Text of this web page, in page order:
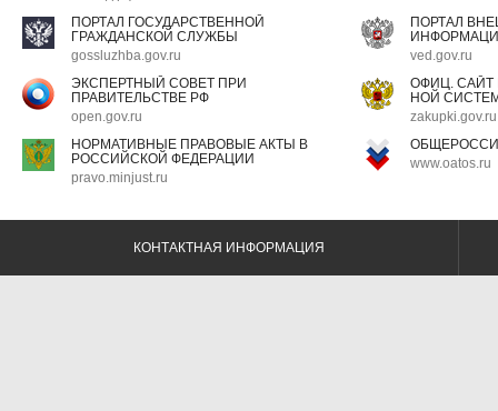
ПОРТАЛ ГОСУДАРСТВЕННОЙ
ГРАЖДАНСКОЙ СЛУЖБЫ
gossluzhba.gov.ru
ПОРТАЛ
ved.gov.ru
ЭКСПЕРТНЫЙ СОВЕТ ПРИ
ПРАВИТЕЛЬСТВЕ РФ
open.gov.ru
ОФИЦ.
НОЙ
zakupki.gov.ru
НОРМАТИВНЫЕ ПРАВОВЫЕ АКТЫ В
РОССИЙСКОЙ ФЕДЕРАЦИИ
pravo.minjust.ru
www.oatos.ru
КОНТАКТНАЯ ИНФОРМАЦИЯ